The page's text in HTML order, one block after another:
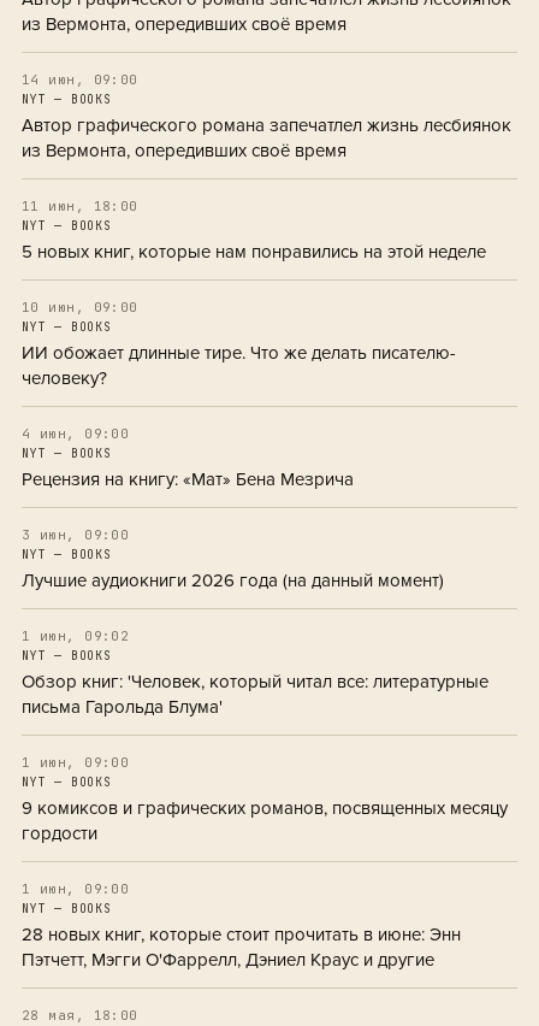
из Вермонта, опередивших своё время
14 июн, 09:00
NYT — BOOKS
Автор графического романа запечатлел жизнь лесбиянок
из Вермонта, опередивших своё время
11 июн, 18:00
NYT — BOOKS
5 новых книг, которые нам понравились на этой неделе
10 июн, 09:00
NYT — BOOKS
ИИ обожает длинные тире. Что же делать писателю-
человеку?
4 июн, 09:00
NYT — BOOKS
Рецензия на книгу: «Мат» Бена Мезрича
3 июн, 09:00
NYT — BOOKS
Лучшие аудиокниги 2026 года (на данный момент)
1 июн, 09:02
NYT — BOOKS
Обзор книг: 'Человек, который читал все: литературные
письма Гарольда Блума'
1 июн, 09:00
NYT — BOOKS
9 комиксов и графических романов, посвященных месяцу
гордости
1 июн, 09:00
NYT — BOOKS
28 новых книг, которые стоит прочитать в июне: Энн
Пэтчетт, Мэгги О'Фаррелл, Дэниел Краус и другие
28 мая, 18:00